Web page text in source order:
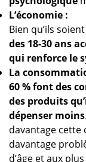
L’économie :
Bien qu’ils
des 18-30 ans
qui renforce le
La
60 % font des
des produits
dépenser moins
davantage
davantage
d’âge et aux